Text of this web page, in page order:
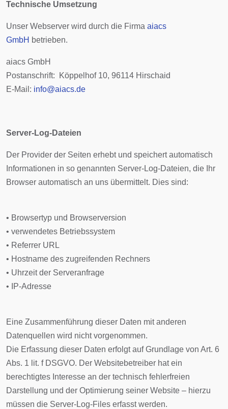
Technische Umsetzung
Unser Webserver wird durch die Firma aiacs
GmbH betrieben.
aiacs GmbH
Postanschrift: Köppelhof 10, 96114 Hirschaid
E-Mail: info@aiacs.de
Server-Log-Dateien
Der Provider der Seiten erhebt und speichert automatisch
Informationen in so genannten Server-Log-Dateien, die Ihr
Browser automatisch an uns übermittelt. Dies sind:
• Browsertyp und Browserversion
• verwendetes Betriebssystem
• Referrer URL
• Hostname des zugreifenden Rechners
• Uhrzeit der Serveranfrage
• IP-Adresse
Eine Zusammenführung dieser Daten mit anderen
Datenquellen wird nicht vorgenommen.
Die Erfassung dieser Daten erfolgt auf Grundlage von Art. 6
Abs. 1 lit. f DSGVO. Der Websitebetreiber hat ein
berechtigtes Interesse an der technisch fehlerfreien
Darstellung und der Optimierung seiner Website – hierzu
müssen die Server-Log-Files erfasst werden.